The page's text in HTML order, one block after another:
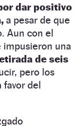
dar positivo
a pesar de que
Aun con el
impusieron una
de seis
pero los
favor del